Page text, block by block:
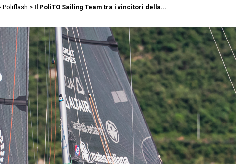
Poliflash Il PoliTO Sailing Team tra i vincitori della...